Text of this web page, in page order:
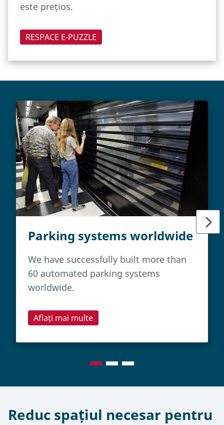
este prețios.
RESPACE E-PUZZLE
Parking systems worldwide
We have successfully built more than
60 automated parking systems
worldwide.
Aflați mai multe
Reduc spațiul necesar pentru